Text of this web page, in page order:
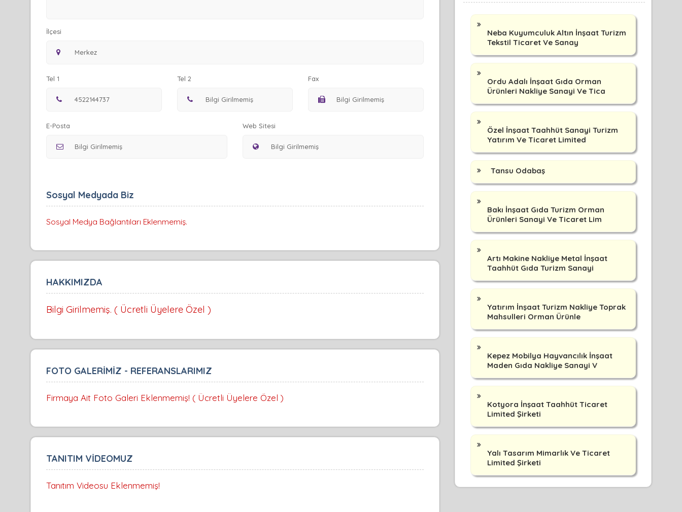
İlçesi
Tel 1 Tel 2 Fax
E-Posta Web Sitesi
Sosyal Medyada Biz
Sosyal Medya Bağlantıları Eklenmemiş.
HAKKIMIZDA
Bilgi Girilmemiş. ( Ücretli Üyelere Özel )
FOTO GALERİMİZ - REFERANSLARIMIZ
Firmaya Ait Foto Galeri Eklenmemiş! ( Ücretli Üyelere Özel )
TANITIM VİDEOMUZ
Tanıtım Videosu Eklenmemiş!
Neba Kuyumculuk Altın İnşaat Turizm
Tekstil Ticaret Ve Sanay
Ordu Adalı İnşaat Gıda Orman
Ürünleri Nakliye Sanayi Ve Tica
Özel İnşaat Taahhüt Sanayi Turizm
Yatırım Ve Ticaret Limited
Tansu Odabaş
Bakı İnşaat Gıda Turizm Orman
Ürünleri Sanayi Ve Ticaret Lim
Artı Makine Nakliye Metal İnşaat
Taahhüt Gıda Turizm Sanayi
Yatırım İnşaat Turizm Nakliye Toprak
Mahsulleri Orman Ürünle
Kepez Mobilya Hayvancılık İnşaat
Maden Gıda Nakliye Sanayi V
Kotyora İnşaat Taahhüt Ticaret
Limited Şirketi
Yalı Tasarım Mimarlık Ve Ticaret
Limited Şirketi